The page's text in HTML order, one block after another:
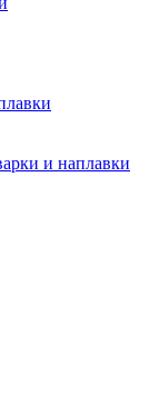
и наплавки